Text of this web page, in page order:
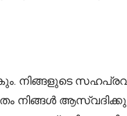
നിങ്ങളുടെ
നിങ്ങൾ